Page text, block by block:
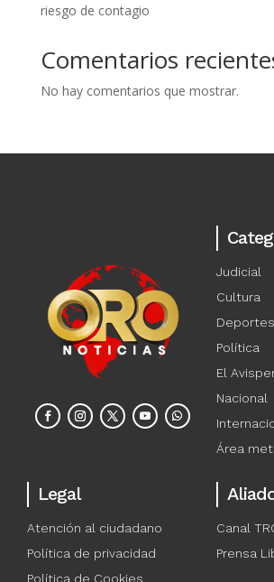
riesgo de contagio
Comentarios
No hay comentarios que mostrar.
Judicial
Cultura
Deportes
Política
El
Nacional
Área
Legal
Atención al ciudadano
Política de privacidad
Política de Cookies
Canal
Prensa